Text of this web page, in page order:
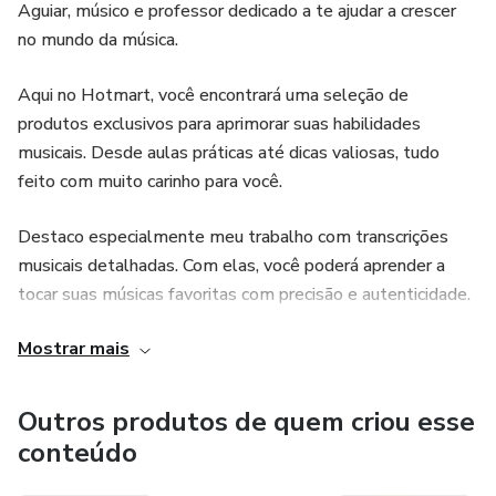
Aguiar, músico e professor dedicado a te ajudar a crescer
no mundo da música.
Aqui no Hotmart, você encontrará uma seleção de
produtos exclusivos para aprimorar suas habilidades
musicais. Desde aulas práticas até dicas valiosas, tudo
feito com muito carinho para você.
Destaco especialmente meu trabalho com transcrições
musicais detalhadas. Com elas, você poderá aprender a
tocar suas músicas favoritas com precisão e autenticidade.
Então, embarque nessa jornada comigo e vamos juntos
bem-vindo ao meu cantinho musical no Hotmart!
Mostrar mais
Outros produtos de quem criou esse
conteúdo